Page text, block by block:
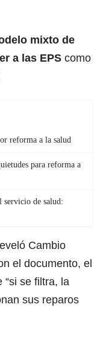
mixto de
a las EPS como
reforma a la salud
para reforma a
servicio de salud:
Cambio
el documento, el
se filtra, la
sus reparos